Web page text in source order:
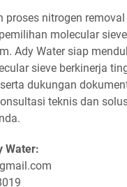
proses nitrogen
molecular
Ady Water siap
sieve berkinerja
dukungan
teknis dan
Water: